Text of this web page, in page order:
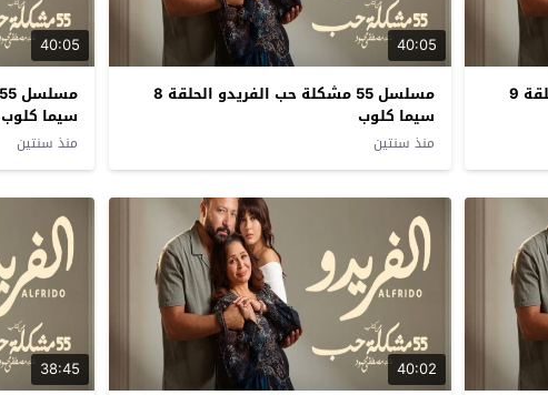
مسلسل 55 مشكلة حب الفريدو الحلقة 9
40:05
مسلسل 55 مشكلة حب الفريدو الحلقة 8
سيما كلوب
منذ سنتين
40:05
سيما كلوب
منذ سنتين
40:02
38:45